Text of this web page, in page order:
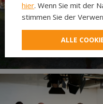
Neuer
Laudato si’
hier. Wenn Sie mit der
stimmen Sie der
ALLE